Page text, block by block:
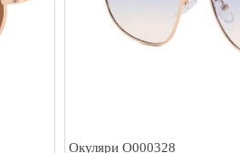
Окуляри O000328